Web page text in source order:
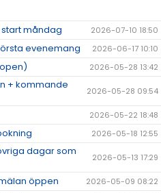
måndag 2026-07-10 18:50
evenemang 2026-06-17 10:10
2026-05-28 13:42
+ kommande
2026-05-28 09:54
2026-05-22 18:48
2026-05-18 12:55
dagar som
2026-05-13 17:29
öppen 2026-05-09 08:22